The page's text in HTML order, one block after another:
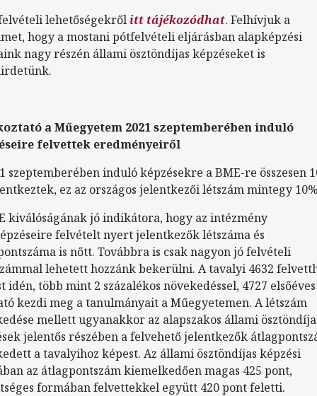
lehetőségekről itt tájékozódhat. Felhívjuk a
hogy a mostani pótfelvételi eljárásban alapképzési
nagy részén állami ösztöndíjas képzéseket is
a Műegyetem 2021 szeptemberében induló
felvettek eredményeiről
szeptemberében induló képzésekre a BME-re összesen
ez az országos jelentkezői létszám mintegy
kiválóságának jó indikátora, hogy az intézmény
felvételt nyert jelentkezők létszáma és
is nőtt. Továbbra is csak nagyon jó felvételi
lehetett hozzánk bekerülni. A tavalyi 4632
idén, több mint 2 százalékos növekedéssel, 4727 elsőéves
kezdi meg a tanulmányait a Műegyetemen. A létszám
mellett ugyanakkor az alapszakos állami
jelentős részében a felvehető jelentkezők
a tavalyihoz képest. Az állami ösztöndíjas képzési
az átlagpontszám kiemelkedően magas 425 pont,
formában felvettekkel együtt 420 pont feletti.